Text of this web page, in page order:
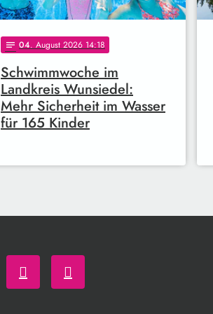
notes 04. August 2026 14:18
Schwimmwoche im
Landkreis Wunsiedel:
Mehr Sicherheit im Wasser
für 165 Kinder